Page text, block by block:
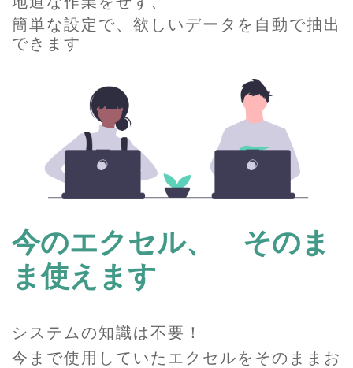
簡単な設定で、欲しいデータを自動で抽出
できます
今のエクセル、 そのま
ま使えます
システムの知識は不要！
今まで使用していたエクセルをそのままお